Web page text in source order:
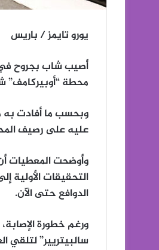
يورو تايمز / باريس
أُصيب شاب بجروح
محطة “أوبيركامف”
وبحسب ما أفادت به
عليه على رصيف
وأوضحت المعطيات
التحقيقات
الدوافع حتى الآن.
ورغم خطورة
سالبيتريير”